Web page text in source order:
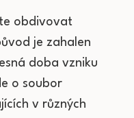
obdivovat
je zahalen
doba vzniku
o soubor
v různých